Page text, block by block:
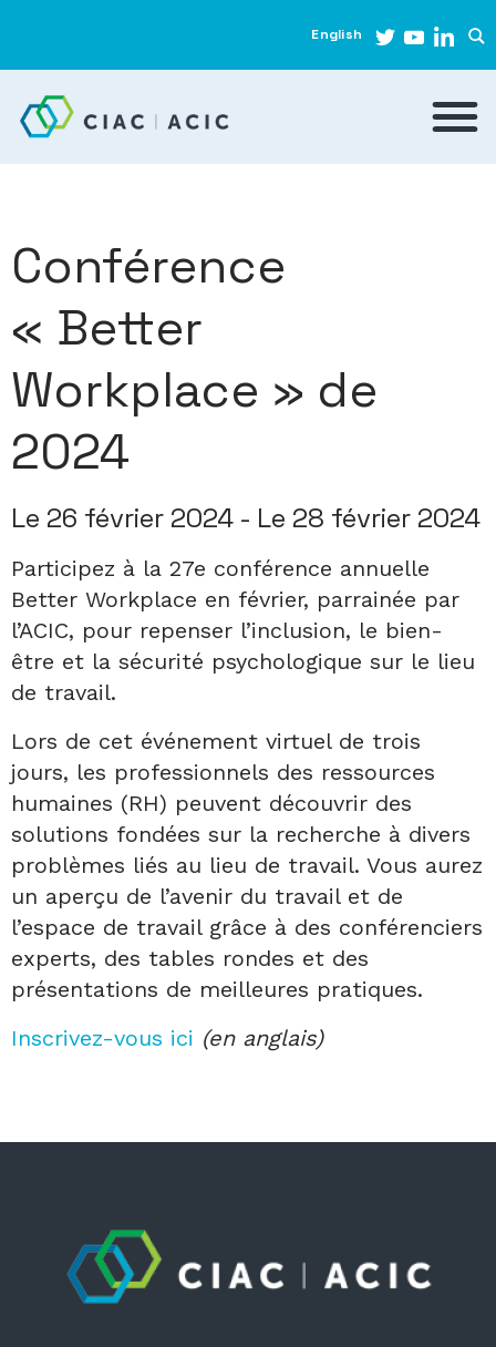
English
Conférence
« Better
Workplace » de
2024
Le 26 février 2024 - Le 28 février 2024
Participez à la 27e conférence annuelle
Better Workplace en février, parrainée par
l’ACIC, pour repenser l’inclusion, le bien-
être et la sécurité psychologique sur le lieu
de travail.
Lors de cet événement virtuel de trois
jours, les professionnels des ressources
humaines (RH) peuvent découvrir des
solutions fondées sur la recherche à divers
problèmes liés au lieu de travail. Vous aurez
un aperçu de l’avenir du travail et de
l’espace de travail grâce à des conférenciers
experts, des tables rondes et des
présentations de meilleures pratiques.
Inscrivez-vous ici (en anglais)